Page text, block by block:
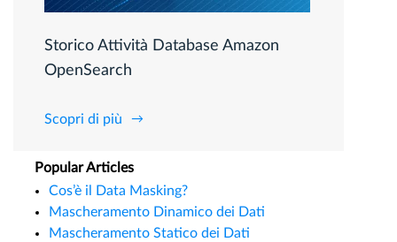
Storico Attività Database Amazon
OpenSearch
Scopri di più
Popular Articles
Cos’è il Data Masking?
Mascheramento Dinamico dei Dati
Mascheramento Statico dei Dati